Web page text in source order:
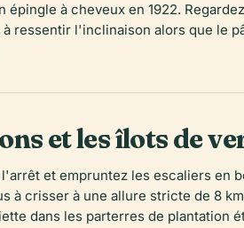
épingle à cheveux en 1922.
ressentir l'inclinaison alors que le
et les îlots de
et empruntez les escaliers en
à crisser à une allure stricte de 8
dans les parterres de plantation